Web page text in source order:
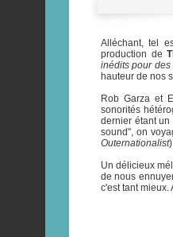
Alléchant, tel
production de
inédits pour
hauteur de nos
Rob Garza et
sonorités
dernier étant un
sound", on
Outernationalist
Un délicieux
de nous
c'est tant mieux.